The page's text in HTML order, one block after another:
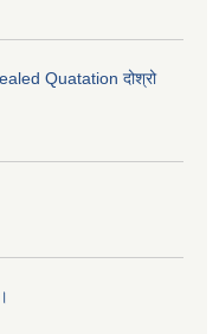
Quatation दोश्रो